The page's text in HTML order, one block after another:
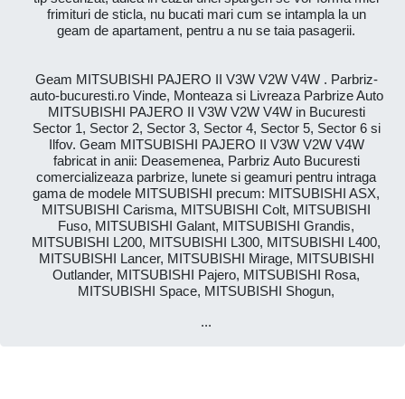
frimituri de sticla, nu bucati mari cum se intampla la un
geam de apartament, pentru a nu se taia pasagerii.
Geam MITSUBISHI PAJERO II V3W V2W V4W . Parbriz-
auto-bucuresti.ro Vinde, Monteaza si Livreaza Parbrize Auto
MITSUBISHI PAJERO II V3W V2W V4W in Bucuresti
Sector 1, Sector 2, Sector 3, Sector 4, Sector 5, Sector 6 si
Ilfov. Geam MITSUBISHI PAJERO II V3W V2W V4W
fabricat in anii: Deasemenea, Parbriz Auto Bucuresti
comercializeaza parbrize, lunete si geamuri pentru intraga
gama de modele MITSUBISHI precum: MITSUBISHI ASX,
MITSUBISHI Carisma, MITSUBISHI Colt, MITSUBISHI
Fuso, MITSUBISHI Galant, MITSUBISHI Grandis,
MITSUBISHI L200, MITSUBISHI L300, MITSUBISHI L400,
MITSUBISHI Lancer, MITSUBISHI Mirage, MITSUBISHI
Outlander, MITSUBISHI Pajero, MITSUBISHI Rosa,
MITSUBISHI Space, MITSUBISHI Shogun,
...